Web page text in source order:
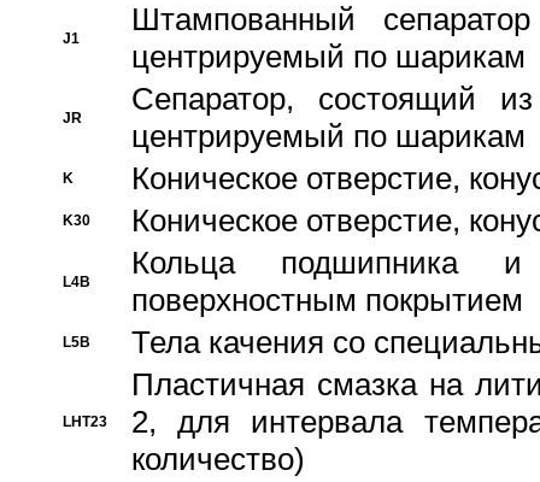
J1
Штампованный
центрируемый по шарикам
JR
Сепаратор, состоящий
центрируемый по шарикам
K Коническое отверстие,
K30 Коническое отверстие,
L4B
Кольца подшипника
поверхностным покрытием
L5B Тела качения со
LHT23
Пластичная смазка на
2, для интервала
количество)